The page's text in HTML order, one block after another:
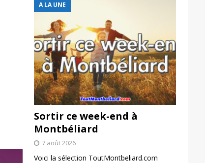
A LA UNE
Sortir ce week-end à
Montbéliard
7 août 2026
Voici la sélection ToutMontbeliard.com